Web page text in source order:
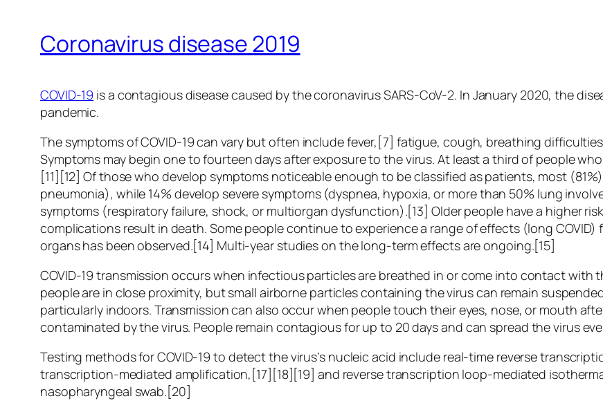
Coronavirus disease 2019
COVID-19 is a contagious disease caused by the coronavirus SARS-CoV-2. In January 2020, the
pandemic.
The symptoms of COVID‑19 can vary but often include fever,[7] fatigue, cough, breathing
Symptoms may begin one to fourteen days after exposure to the virus. At least a third of people
[11][12] Of those who develop symptoms noticeable enough to be classified as patients, most
pneumonia), while 14% develop severe symptoms (dyspnea, hypoxia, or more than 50% lung
symptoms (respiratory failure, shock, or multiorgan dysfunction).[13] Older people have a higher
complications result in death. Some people continue to experience a range of effects (long
organs has been observed.[14] Multi-year studies on the long-term effects are ongoing.[15]
COVID‑19 transmission occurs when infectious particles are breathed in or come into contact with
people are in close proximity, but small airborne particles containing the virus can remain
particularly indoors. Transmission can also occur when people touch their eyes, nose, or mouth
contaminated by the virus. People remain contagious for up to 20 days and can spread the virus
Testing methods for COVID-19 to detect the virus’s nucleic acid include real-time reverse
transcription-mediated amplification,[17][18][19] and reverse transcription loop-mediated
nasopharyngeal swab.[20]